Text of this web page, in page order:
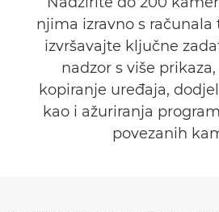
njima izravno s
izvršavajte ključne
nadzor s više
kopiranje uređaja,
kao i ažuriranja
povezanih